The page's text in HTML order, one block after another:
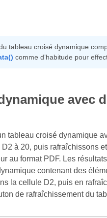
tableau croisé dynamique
comme d’habitude pour
avec
tableau croisé dynamique
D2 à 20, puis rafraîchissons
au format PDF. Les
contenant des
la cellule D2, puis en
de rafraîchissement du